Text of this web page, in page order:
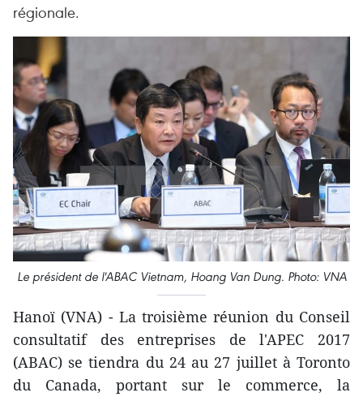
régionale.
Le président de l'ABAC Vietnam, Hoang Van Dung. Photo: VNA
Hanoï (VNA) - La troisième réunion du Conseil
consultatif des entreprises de l'APEC 2017
(ABAC) se tiendra du 24 au 27 juillet à Toronto
du Canada, portant sur le commerce, la